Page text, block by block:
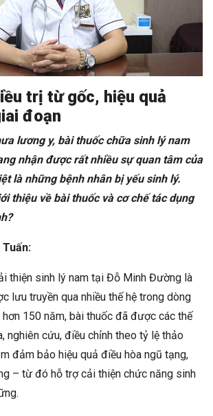
trị từ gốc, hiệu quả
đoạn
lương y, bài thuốc chữa sinh lý nam
nhận được rất nhiều sự quan tâm của
là những bệnh nhân bị yếu sinh lý.
thiệu về bài thuốc và cơ chế tác dụng
thiện sinh lý nam tại Đỗ Minh Đường là
lưu truyền qua nhiều thế hệ trong dòng
hơn 150 năm, bài thuốc đã được các thế
nghiên cứu, điều chỉnh theo tỷ lệ thảo
đảm bảo hiệu quả điều hòa ngũ tạng,
– từ đó hỗ trợ cải thiện chức năng sinh